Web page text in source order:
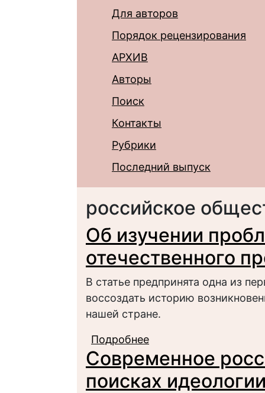
Для авторов
Порядок рецензирования
АРХИВ
Авторы
Поиск
Контакты
Рубрики
Последний выпуск
российское
Об изучении
отечественного
В статье предпринята одна из
воссоздать историю
нашей стране.
Подробнее
Современное
поисках